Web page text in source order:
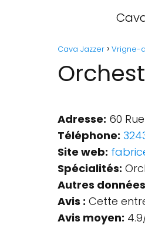
Cava Jazzer Vrigne-
Adresse: 60
Téléphone:
Site web:
Spécialités:
Autres
Avis : Cette
Avis moyen: